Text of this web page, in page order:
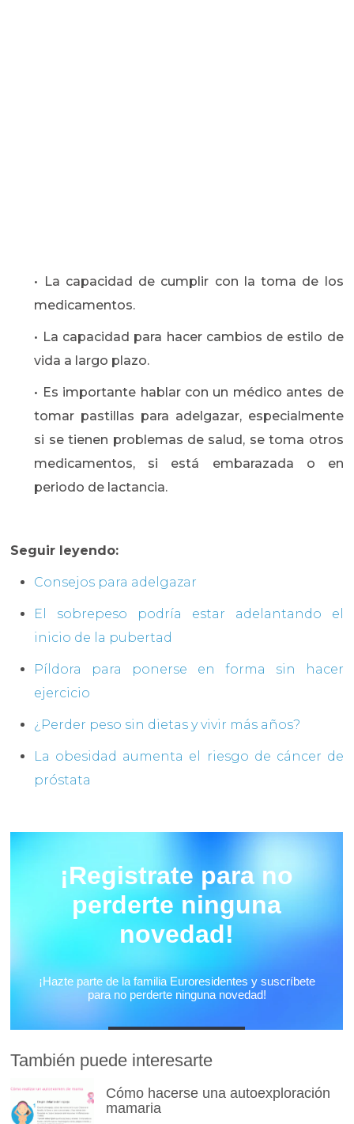
• La capacidad de cumplir con la toma de los
medicamentos.
• La capacidad para hacer cambios de estilo de
vida a largo plazo.
• Es importante hablar con un médico antes de
tomar pastillas para adelgazar, especialmente
si se tienen problemas de salud, se toma otros
medicamentos, si está embarazada o en
periodo de lactancia.
Seguir leyendo:
Consejos para adelgazar
El sobrepeso podría estar adelantando el
inicio de la pubertad
Píldora para ponerse en forma sin hacer
ejercicio
¿Perder peso sin dietas y vivir más años?
La obesidad aumenta el riesgo de cáncer de
próstata
También puede interesarte
Cómo hacerse una autoexploración
mamaria